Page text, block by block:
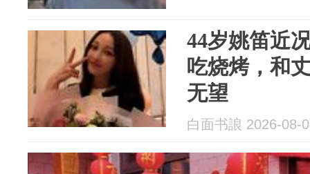
44岁姚笛近
吃烧烤，和
无望
白面书誏 2026-08-